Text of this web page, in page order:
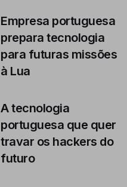
Empresa portuguesa
prepara tecnologia
para futuras missões
à Lua
A tecnologia
portuguesa que quer
travar os hackers do
futuro